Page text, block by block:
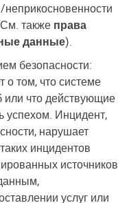
также права
данные).
безопасности:
о том, что системе
что действующие
успехом. Инцидент,
нарушает
инцидентов
источников
услуг или